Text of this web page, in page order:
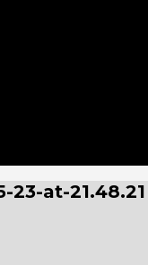
23-at-21.48.21